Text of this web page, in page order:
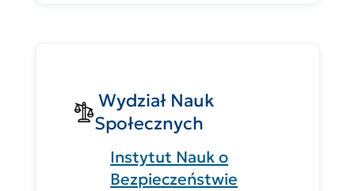
Wydział Nauk
Społecznych
Instytut Nauk o
Bezpieczeństwie